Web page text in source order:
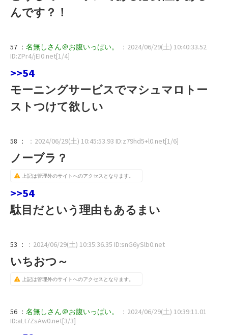
んです？！
57 ： 名無しさん＠お腹いっぱい。
：2024/06/29(土) 10:40:33.52
ID:ZPr4/jEI0.net[1/4]
>>54
モーニングサービスでマシュマロトー
ストつけて欲しい
58 ： ：2024/06/29(土) 10:45:53.93 ID:z79hd5+l0.net[1/6]
ノーブラ？
上記は管理外のサイトへのアクセスとなります。
>>54
駄目だという理由もあるまい
53 ： ：2024/06/29(土) 10:35:36.35 ID:snG6ySlb0.net
いちおつ～
上記は管理外のサイトへのアクセスとなります。
56 ： 名無しさん＠お腹いっぱい。
：2024/06/29(土) 10:39:11.01
ID:aLt7ZsAw0.net[3/3]